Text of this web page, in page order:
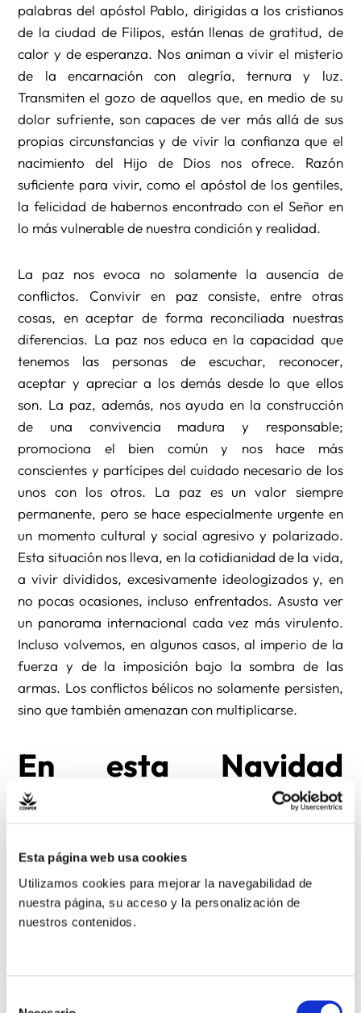
Esta página web usa cookies
Utilizamos cookies para mejorar la navegabilidad de
nuestra página, su acceso y la personalización de
nuestros contenidos.
palabras del apóstol Pablo, dirigidas a los cristianos
de la ciudad de Filipos, están llenas de gratitud, de
calor y de esperanza. Nos animan a vivir el misterio
de la encarnación con alegría, ternura y luz.
Transmiten el gozo de aquellos que, en medio de su
dolor sufriente, son capaces de ver más allá de sus
propias circunstancias y de vivir la confianza que el
nacimiento del Hijo de Dios nos ofrece. Razón
suficiente para vivir, como el apóstol de los gentiles,
la felicidad de habernos encontrado con el Señor en
lo más vulnerable de nuestra condición y realidad.
La paz nos evoca no solamente la ausencia de
conflictos. Convivir en paz consiste, entre otras
cosas, en aceptar de forma reconciliada nuestras
diferencias. La paz nos educa en la capacidad que
tenemos las personas de escuchar, reconocer,
aceptar y apreciar a los demás desde lo que ellos
son. La paz, además, nos ayuda en la construcción
de una convivencia madura y responsable;
promociona el bien común y nos hace más
conscientes y partícipes del cuidado necesario de los
unos con los otros. La paz es un valor siempre
permanente, pero se hace especialmente urgente en
un momento cultural y social agresivo y polarizado.
Esta situación nos lleva, en la cotidianidad de la vida,
a vivir divididos, excesivamente ideologizados y, en
no pocas ocasiones, incluso enfrentados. Asusta ver
un panorama internacional cada vez más virulento.
Incluso volvemos, en algunos casos, al imperio de la
fuerza y de la imposición bajo la sombra de las
armas. Los conflictos bélicos no solamente persisten,
sino que también amenazan con multiplicarse.
En esta Navidad
queremos renovar
nuestro compromiso
con la paz
En muchas ocasiones nos hemos llegado a preguntar,